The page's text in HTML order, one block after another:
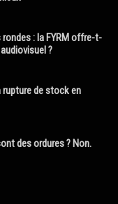
: la FYRM offre-t-
?
rupture de stock en
des ordures ? Non.